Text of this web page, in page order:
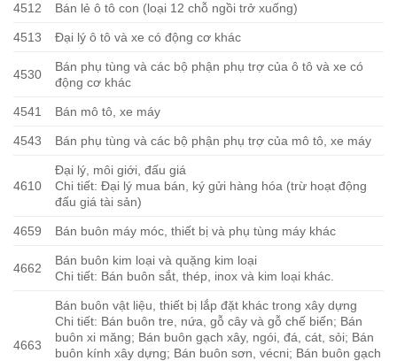
4512 Bán lẻ ô tô con (loại 12 chỗ ngồi trở xuống)
4513 Đại lý ô tô và xe có động cơ khác
4530
Bán phụ tùng và các bộ phận phụ trợ của ô tô và xe có
động cơ khác
4541 Bán mô tô, xe máy
4543 Bán phụ tùng và các bộ phận phụ trợ của mô tô, xe máy
4610
Đại lý, môi giới, đấu giá
Chi tiết: Đại lý mua bán, ký gửi hàng hóa (trừ hoạt động
đấu giá tài sản)
4659 Bán buôn máy móc, thiết bị và phụ tùng máy khác
4662
Bán buôn kim loại và quặng kim loại
Chi tiết: Bán buôn sắt, thép, inox và kim loại khác.
4663
Bán buôn vật liệu, thiết bị lắp đặt khác trong xây dựng
Chi tiết: Bán buôn tre, nứa, gỗ cây và gỗ chế biến; Bán
buôn xi măng; Bán buôn gạch xây, ngói, đá, cát, sỏi; Bán
buôn kính xây dựng; Bán buôn sơn, vécni; Bán buôn gạch